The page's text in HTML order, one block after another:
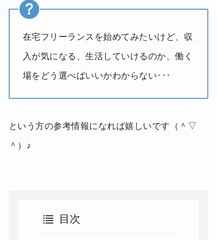
在宅フリーランスを始めてみたいけど、収
入が気になる、生活していけるのか、働く
場をどう選べばいいかわからない･･･
という方の参考情報になれば嬉しいです（＾▽
＾）♪
目次